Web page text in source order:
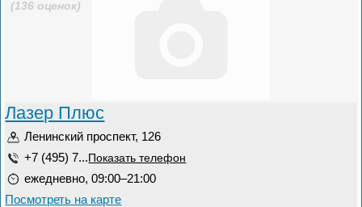
(136 оценок)
Лазер Плюс
Ленинский проспект, 126
+7 (495) 7... Показать телефон
ежедневно, 09:00–21:00
Посмотреть на карте